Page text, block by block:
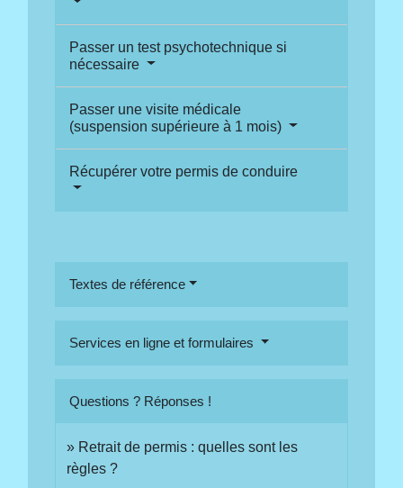
Passer un test psychotechnique si
nécessaire
Passer une visite médicale
(suspension supérieure à 1 mois)
Récupérer votre permis de conduire
Textes de référence
Services en ligne et formulaires
Questions ? Réponses !
Retrait de permis : quelles sont les
règles ?